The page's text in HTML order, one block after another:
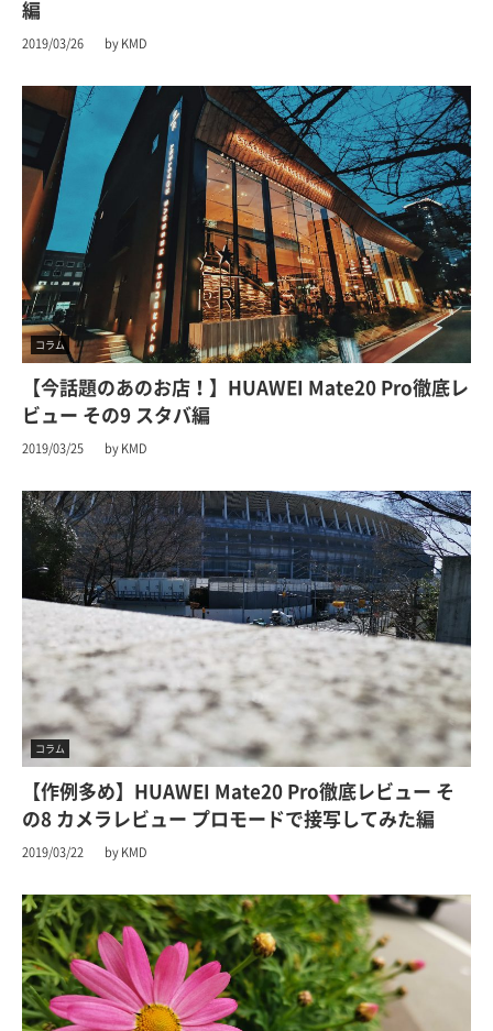
編
2019/03/26 by KMD
コラム
【今話題のあのお店！】HUAWEI Mate20 Pro徹底レ
ビュー その9 スタバ編
2019/03/25 by KMD
コラム
【作例多め】HUAWEI Mate20 Pro徹底レビュー そ
の8 カメラレビュー プロモードで接写してみた編
2019/03/22 by KMD